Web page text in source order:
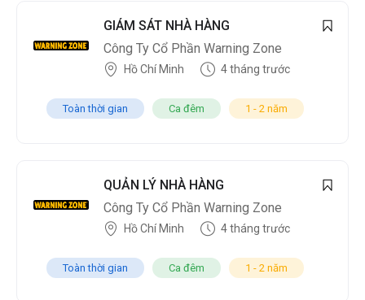
GIÁM SÁT NHÀ HÀNG
Công Ty Cổ Phần Warning Zone
Hồ Chí Minh 4 tháng trước
Toàn thời gian Ca đêm 1 - 2 năm
QUẢN LÝ NHÀ HÀNG
Công Ty Cổ Phần Warning Zone
Hồ Chí Minh 4 tháng trước
Toàn thời gian Ca đêm 1 - 2 năm